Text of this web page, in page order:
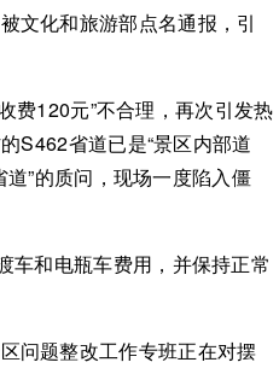
文化和旅游部点名通报，引
费120元”不合理，再次引发热
S462省道已是“景区内部道
”的质问，现场一度陷入僵
车和电瓶车费用，并保持正常
问题整改工作专班正在对摆